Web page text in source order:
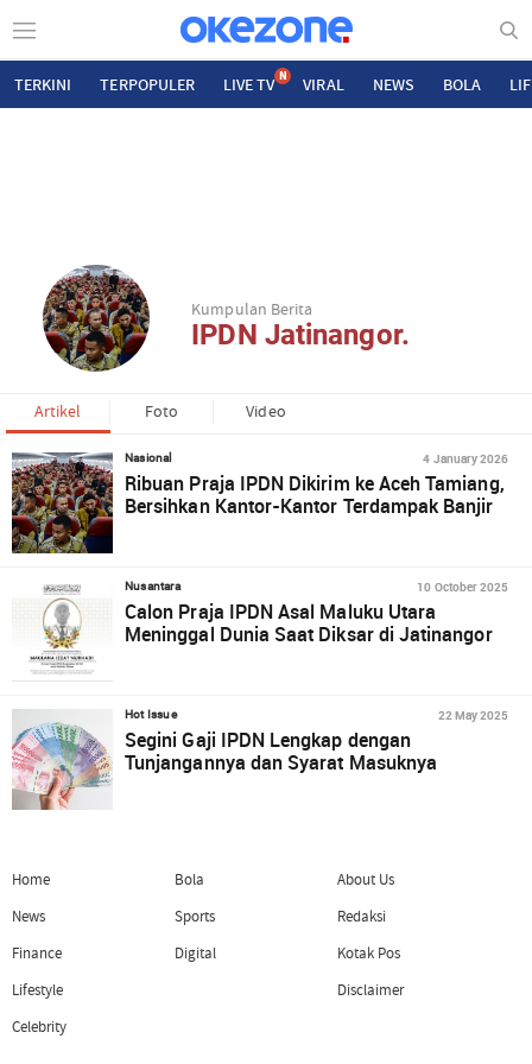
TERKINI TERPOPULER LIVE TV N VIRAL NEWS BOLA
Kumpulan Berita
IPDN Jatinangor.
Artikel Foto Video
Nasional 4 January 2026
Ribuan Praja IPDN Dikirim ke Aceh Tamiang,
Bersihkan Kantor-Kantor Terdampak Banjir
Nusantara 10 October 2025
Calon Praja IPDN Asal Maluku Utara
Meninggal Dunia Saat Diksar di Jatinangor
Hot Issue 22 May 2025
Segini Gaji IPDN Lengkap dengan
Tunjangannya dan Syarat Masuknya
Home
News
Finance
Lifestyle
Celebrity
Bola
Sports
Digital
About Us
Redaksi
Kotak Pos
Disclaimer